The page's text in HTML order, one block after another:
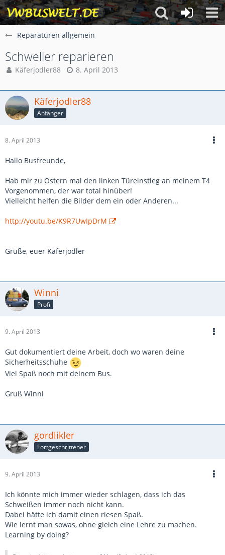
Reparaturen allgemein
Schweller reparieren
Käferjodler88 8. April 2013
Käferjodler88
Anfänger
8. April 2013
Hallo Busfreunde,
Hab mir zu Ostern mal den linken Türeinstieg an meinem T4
Vorgenommen, der war total hinüber!
Vielleicht helfen die Bilder dem ein oder Anderen...
http://youtu.be/K9R7UwIpDrM
Grüße, euer Käferjodler
Winni
Profi
9. April 2013
Gut dokumentiert deine Arbeit, doch wo waren deine
Sicherheitsschuhe
Viel Spaß noch mit deinem Bus.
Gruß Winni
gordlikler
Fortgeschrittener
9. April 2013
Ich könnte mich immer wieder schlagen, dass ich das
Schweißen immer noch nicht kann.
Dabei hätte ich damit einen riesen Spaß.
Wie lernt man sowas, ohne gleich eine Lehre zu machen.
Learning by doing?